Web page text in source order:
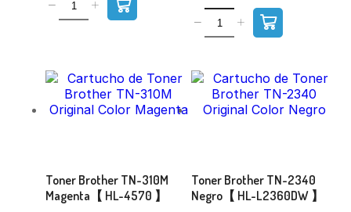
Toner Brother TN-310M
Magenta【 HL-4570 】
Toner Brother TN-2340
Negro【 HL-L2360DW 】